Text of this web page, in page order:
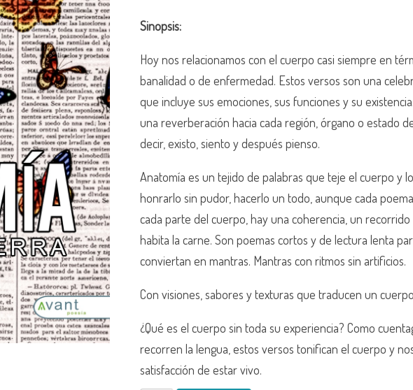
Sinopsis:
Hoy nos relacionamos con el cuerpo casi siempre en
banalidad o de enfermedad. Estos versos son una
que incluye sus emociones, sus funciones y su
una reverberación hacia cada región, órgano o estado
decir, existo, siento y después pienso.
Anatomía es un tejido de palabras que teje el cuerpo y
honrarlo sin pudor, hacerlo un todo, aunque cada
cada parte del cuerpo, hay una coherencia, un
habita la carne. Son poemas cortos y de lectura lenta
conviertan en mantras. Mantras con ritmos sin artificios.
Con visiones, sabores y texturas que traducen un
¿Qué es el cuerpo sin toda su experiencia? Como
recorren la lengua, estos versos tonifican el cuerpo y
satisfacción de estar vivo.